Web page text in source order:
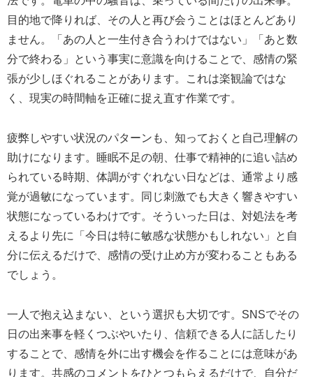
目的地で降りれば、その人と再び会うことはほとんどあり
ません。「あの人と一生付き合うわけではない」「あと数
分で終わる」という事実に意識を向けることで、感情の緊
張が少しほぐれることがあります。これは楽観論ではな
く、現実の時間軸を正確に捉え直す作業です。
疲弊しやすい状況のパターンも、知っておくと自己理解の
助けになります。睡眠不足の朝、仕事で精神的に追い詰め
られている時期、体調がすぐれない日などは、通常より感
覚が過敏になっています。同じ刺激でも大きく響きやすい
状態になっているわけです。そういった日は、対処法を考
えるより先に「今日は特に敏感な状態かもしれない」と自
分に伝えるだけで、感情の受け止め方が変わることもある
でしょう。
一人で抱え込まない、という選択も大切です。SNSでその
日の出来事を軽くつぶやいたり、信頼できる人に話したり
することで、感情を外に出す機会を作ることには意味があ
ります。共感のコメントをひとつもらえるだけで、自分だ